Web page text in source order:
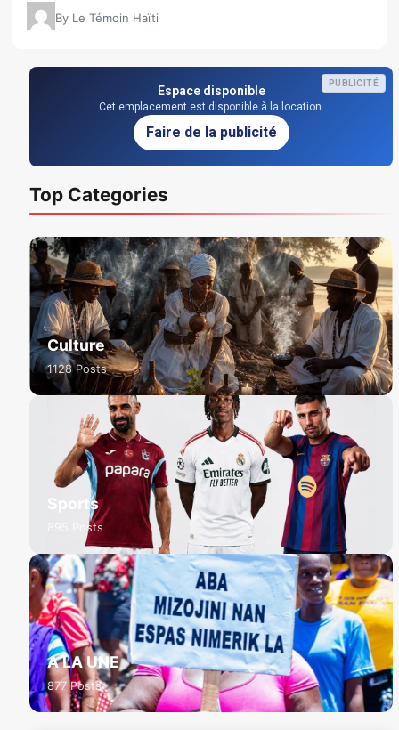
By Le Témoin Haïti
PUBLICITÉ
Espace disponible
Cet emplacement est disponible à la location.
Faire de la publicité
Top Categories
Culture
1128 Posts
Sports
895 Posts
A LA UNE
877 Posts